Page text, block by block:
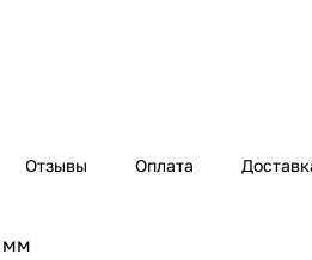
Отзывы Оплата
мм